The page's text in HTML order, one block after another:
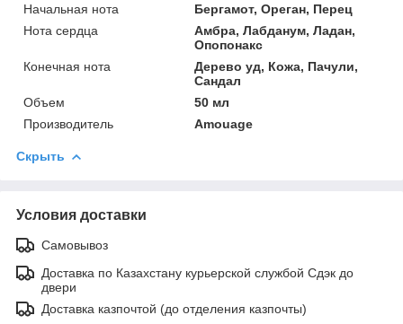
Начальная нота
Бергамот, Ореган, Перец
Нота сердца
Амбра, Лабданум, Ладан,
Опопонакс
Конечная нота
Дерево уд, Кожа, Пачули,
Сандал
Объем
50 мл
Производитель
Amouage
Скрыть
Условия доставки
Самовывоз
Доставка по Казахстану курьерской службой Сдэк до
двери
Доставка казпочтой (до отделения казпочты)